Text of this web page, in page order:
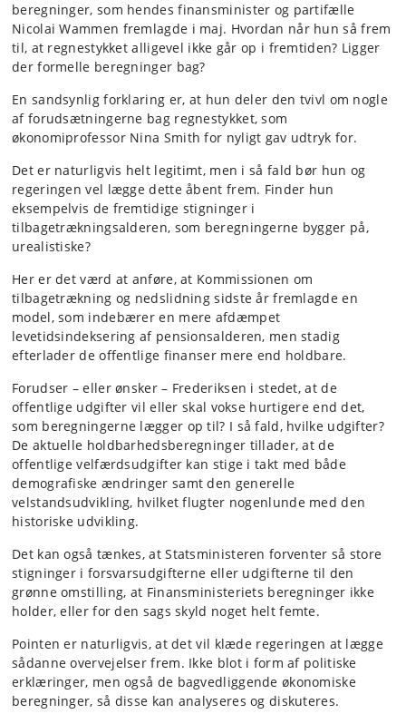
beregninger, som hendes finansminister og partifælle
Nicolai Wammen fremlagde i maj. Hvordan når hun så frem
til, at regnestykket alligevel ikke går op i fremtiden? Ligger
der formelle beregninger bag?
En sandsynlig forklaring er, at hun deler den tvivl om nogle
af forudsætningerne bag regnestykket, som
økonomiprofessor Nina Smith for nyligt gav udtryk for.
Det er naturligvis helt legitimt, men i så fald bør hun og
regeringen vel lægge dette åbent frem. Finder hun
eksempelvis de fremtidige stigninger i
tilbagetrækningsalderen, som beregningerne bygger på,
urealistiske?
Her er det værd at anføre, at Kommissionen om
tilbagetrækning og nedslidning sidste år fremlagde en
model, som indebærer en mere afdæmpet
levetidsindeksering af pensionsalderen, men stadig
efterlader de offentlige finanser mere end holdbare.
Forudser – eller ønsker – Frederiksen i stedet, at de
offentlige udgifter vil eller skal vokse hurtigere end det,
som beregningerne lægger op til? I så fald, hvilke udgifter?
De aktuelle holdbarhedsberegninger tillader, at de
offentlige velfærdsudgifter kan stige i takt med både
demografiske ændringer samt den generelle
velstandsudvikling, hvilket flugter nogenlunde med den
historiske udvikling.
Det kan også tænkes, at Statsministeren forventer så store
stigninger i forsvarsudgifterne eller udgifterne til den
grønne omstilling, at Finansministeriets beregninger ikke
holder, eller for den sags skyld noget helt femte.
Pointen er naturligvis, at det vil klæde regeringen at lægge
sådanne overvejelser frem. Ikke blot i form af politiske
erklæringer, men også de bagvedliggende økonomiske
beregninger, så disse kan analyseres og diskuteres.